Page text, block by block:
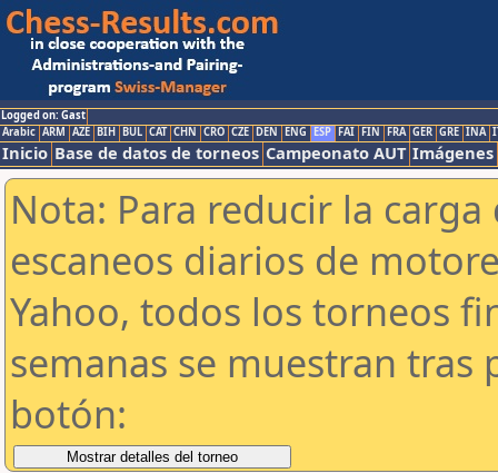
Logged on: Gast
Arabic ARM AZE BIH BUL CAT CHN CRO CZE DEN ENG ESP FAI FIN FRA GER GRE INA
Inicio Base de datos de torneos Campeonato AUT Imágenes
Nota: Para reducir la
escaneos diarios de
Yahoo, todos los torneos
semanas se muestran tras
botón: